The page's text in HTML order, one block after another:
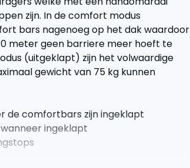
zijn. In de comfort modus
bars nagenoeg op het dak waardoor
meter geen barriere meer hoeft te
(uitgeklapt) zijn het volwaardige
gewicht van 75 kg kunnen
de comfortbars zijn ingeklapt
ingeklapt